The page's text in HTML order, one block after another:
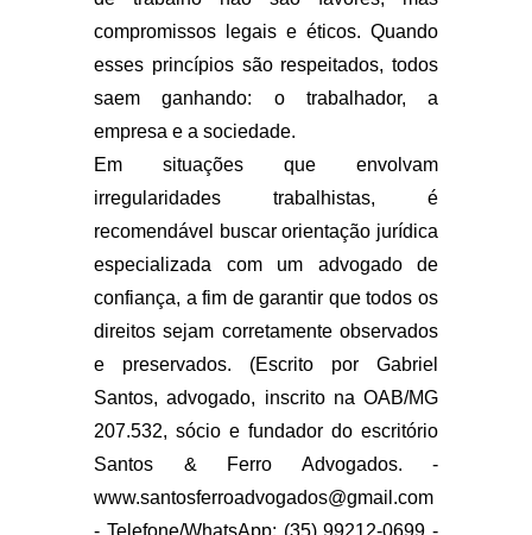
compromissos legais e éticos. Quando
esses princípios são respeitados, todos
saem ganhando: o trabalhador, a
empresa e a sociedade.
Em situações que envolvam
irregularidades trabalhistas, é
recomendável buscar orientação jurídica
especializada com um advogado de
confiança, a fim de garantir que todos os
direitos sejam corretamente observados
e preservados. (Escrito por Gabriel
Santos, advogado, inscrito na OAB/MG
207.532, sócio e fundador do escritório
Santos & Ferro Advogados. -
www.santosferroadvogados@gmail.com
- Telefone/WhatsApp: (35) 99212-0699 -